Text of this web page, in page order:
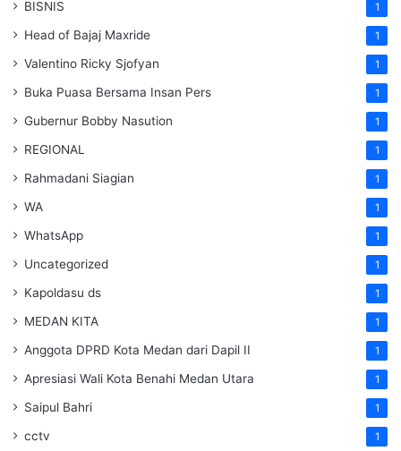
BISNIS 1
Head of Bajaj Maxride 1
Valentino Ricky Sjofyan 1
Buka Puasa Bersama Insan Pers 1
Gubernur Bobby Nasution 1
REGIONAL 1
Rahmadani Siagian 1
WA 1
WhatsApp 1
Uncategorized 1
Kapoldasu ds 1
MEDAN KITA 1
Anggota DPRD Kota Medan dari Dapil II 1
Apresiasi Wali Kota Benahi Medan Utara 1
Saipul Bahri 1
cctv 1